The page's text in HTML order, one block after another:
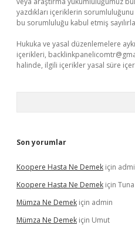
yazdıkları içeriklerin
bu sorumluluğu kabul etmiş
Hukuka ve yasal düzenlemelere
içerikleri,
halinde, ilgili içerikler yasal süre
Son yorumlar
Koopere Hasta Ne Demek için
Koopere Hasta Ne Demek için Tuna
Mümza Ne Demek için admin
Mümza Ne Demek için Umut